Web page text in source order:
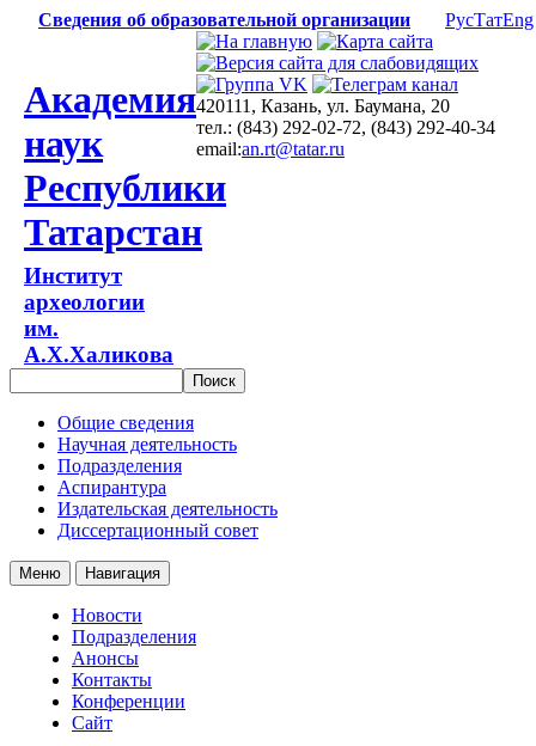
Сведения об образовательной организации РусТатEng
Академия
наук
Республики
Татарстан
Институт
археологии
им.
А.Х.Халикова
420111, Казань, ул. Баумана, 20
тел.: (843) 292-02-72, (843) 292-40-34
email:an.rt@tatar.ru
Общие сведения
Научная деятельность
Подразделения
Аспирантура
Издательская деятельность
Диссертационный совет
Меню Навигация
Новости
Подразделения
Анонсы
Контакты
Конференции
Сайт